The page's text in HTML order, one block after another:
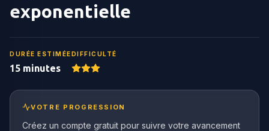
exponentielle
DURÉE ESTIMÉE
15 minutes
DIFFICULTÉ
VOTRE PROGRESSION
Créez un compte gratuit pour suivre votre avancement